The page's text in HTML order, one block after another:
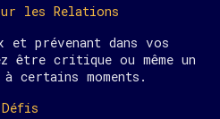
les Relations
et prévenant dans vos
être critique ou même un
certains moments.
Défis